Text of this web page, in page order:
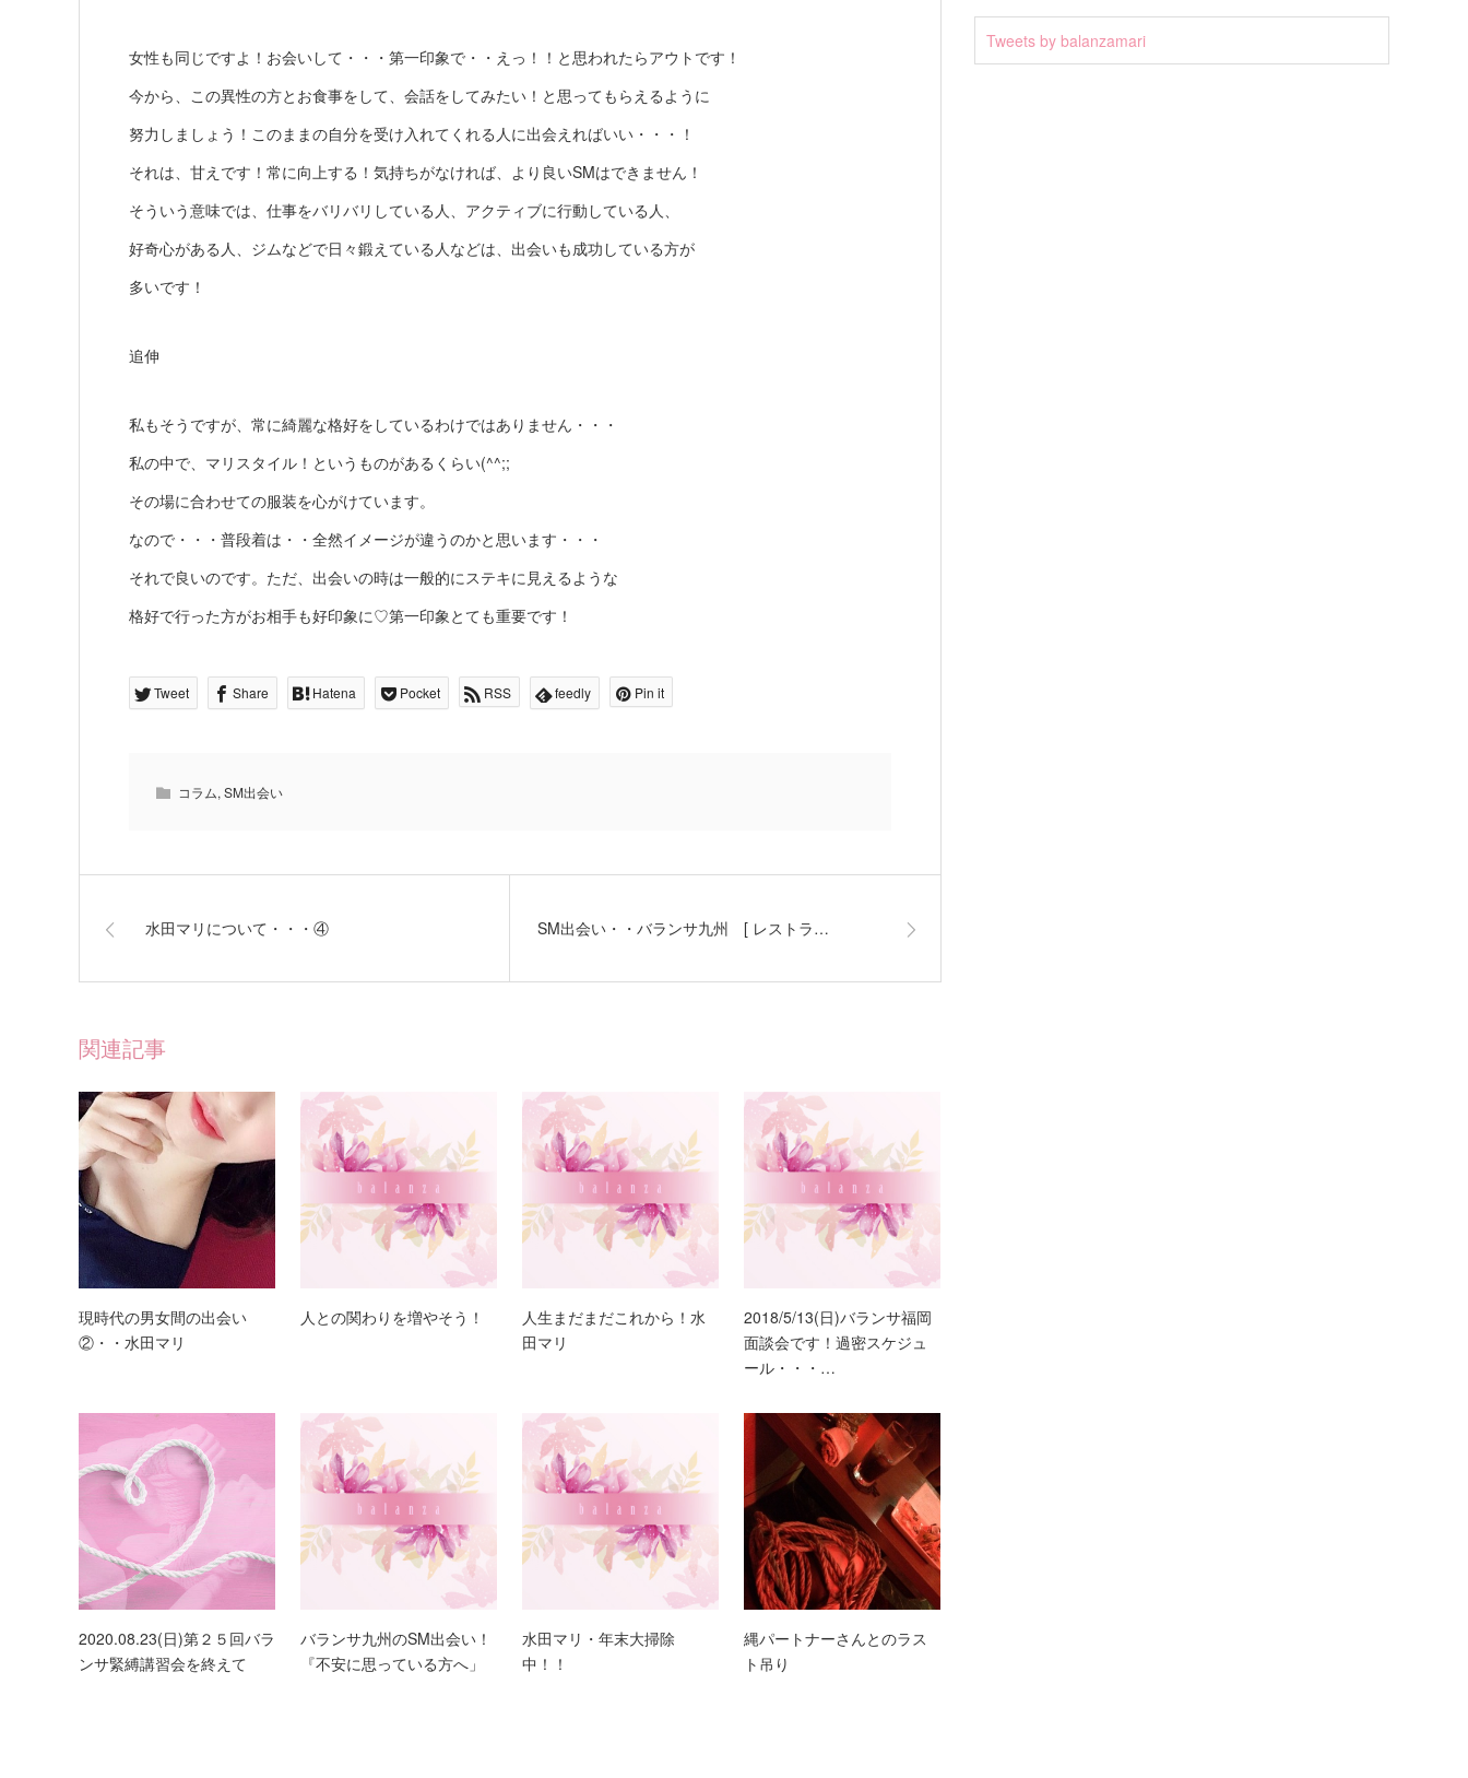
女性も同じですよ！お会いして・・・第一印象で・・えっ！！と思われたらアウトです！
今から、この異性の方とお食事をして、会話をしてみたい！と思ってもらえるように
努力しましょう！このままの自分を受け入れてくれる人に出会えればいい・・・！
それは、甘えです！常に向上する！気持ちがなければ、より良いSMはできません！
そういう意味では、仕事をバリバリしている人、アクティブに行動している人、
好奇心がある人、ジムなどで日々鍛えている人などは、出会いも成功している方が
多いです！
追伸
私もそうですが、常に綺麗な格好をしているわけではありません・・・
私の中で、マリスタイル！というものがあるくらい(^^;;
その場に合わせての服装を心がけています。
なので・・・普段着は・・全然イメージが違うのかと思います・・・
それで良いのです。ただ、出会いの時は一般的にステキに見えるような
格好で行った方がお相手も好印象に♡第一印象とても重要です！
Tweet Share Hatena Pocket RSS feedly Pin it
コラム, SM出会い
水田マリについて・・・④ SM出会い・・バランサ九州 [ レストラ…
関連記事
現時代の男女間の出会い
②・・水田マリ
人との関わりを増やそう！
人生まだまだこれから！水
田マリ
2018/5/13(日)バランサ福岡
面談会です！過密スケジュ
ール・・・…
2020.08.23(日)第２５回バラ
ンサ緊縛講習会を終えて
バランサ九州のSM出会い！
『不安に思っている方へ」
水田マリ・年末大掃除
中！！
縄パートナーさんとのラス
ト吊り
Tweets by balanzamari